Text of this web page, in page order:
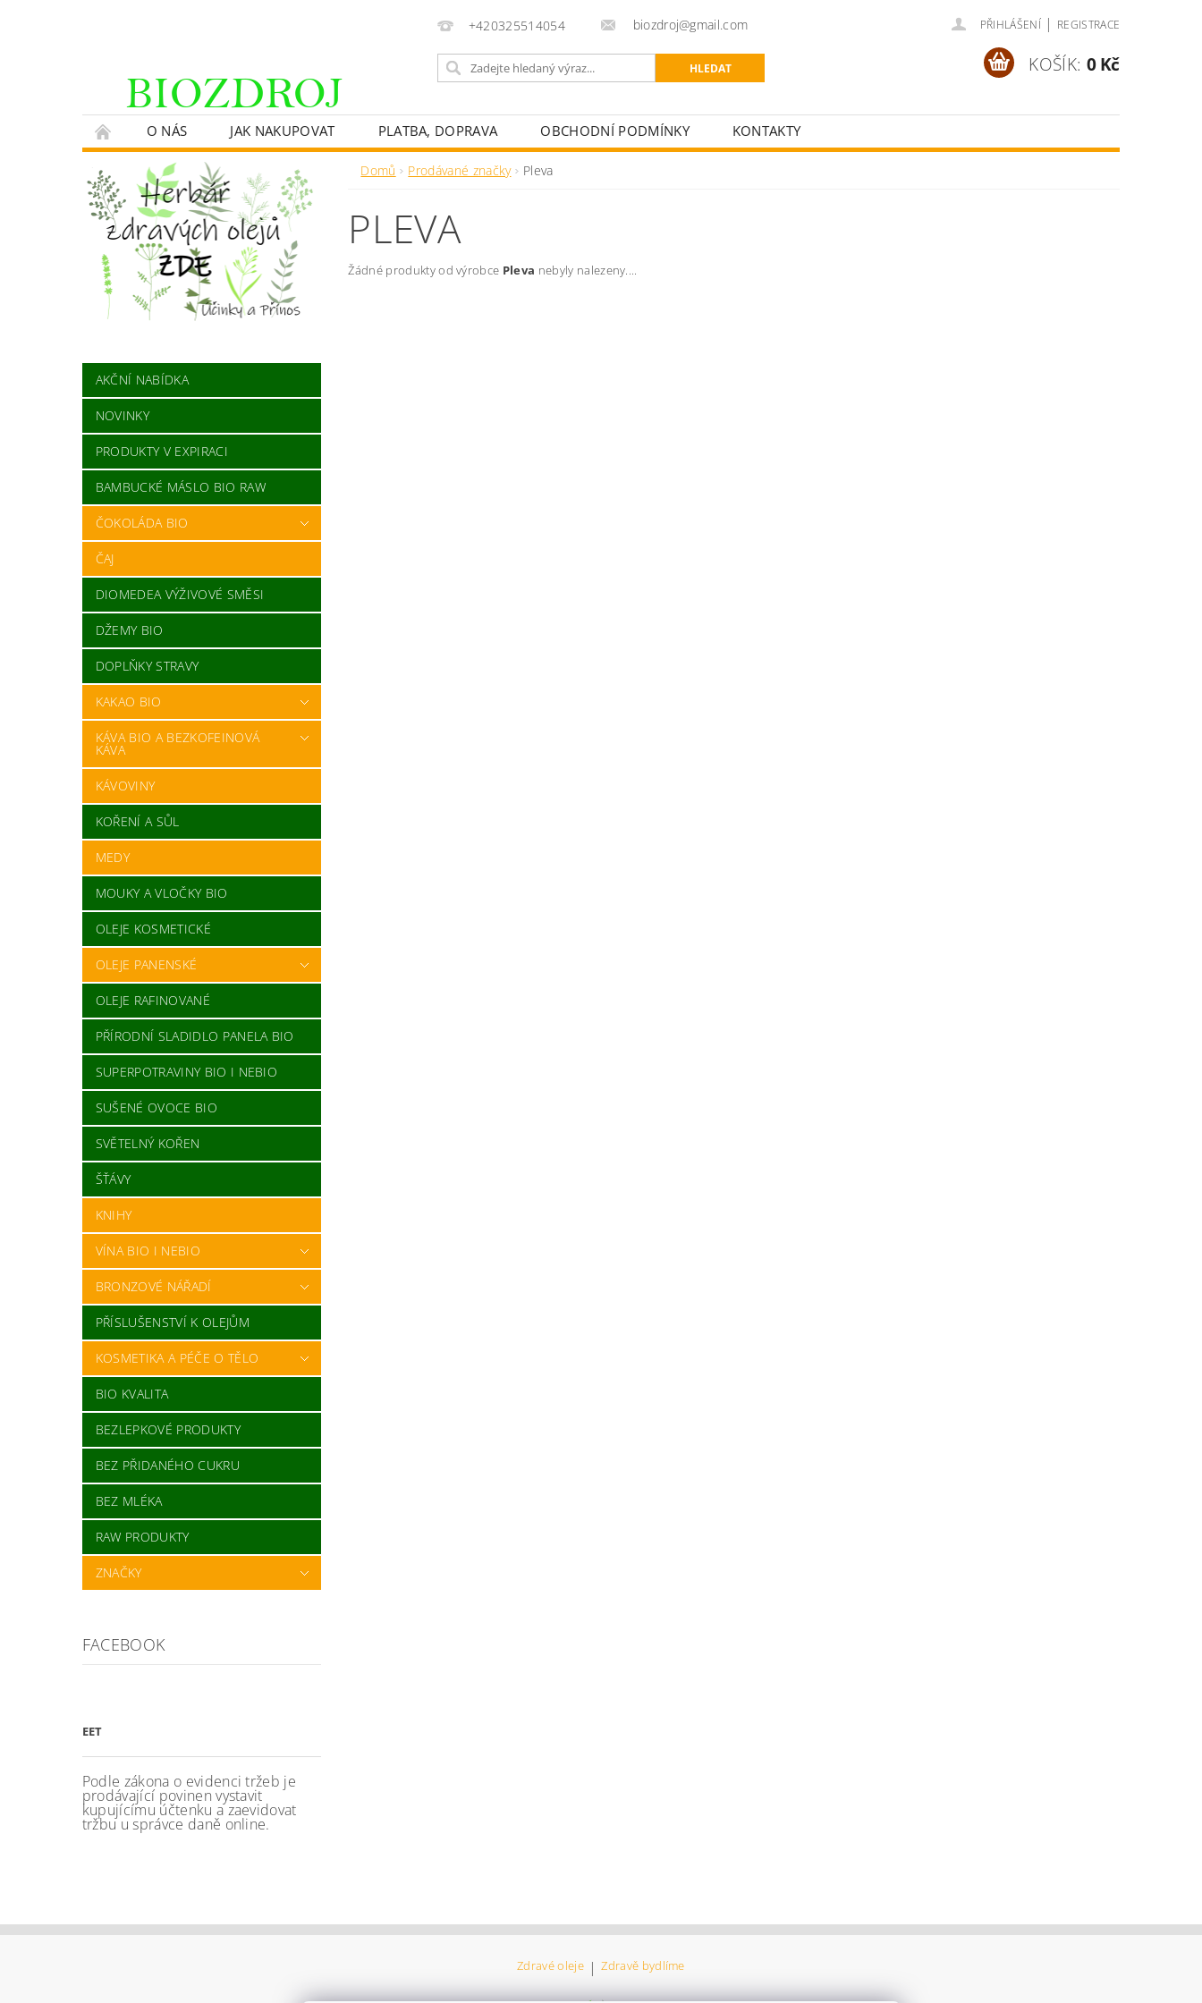
+420325514054 biozdroj@gmail.com PŘIHLÁŠENÍ | REGISTRACE
KOŠÍK: 0 Kč
O NÁS JAK NAKUPOVAT PLATBA, DOPRAVA OBCHODNÍ PODMÍNKY KONTAKTY
AKČNÍ NABÍDKA
NOVINKY
PRODUKTY V EXPIRACI
BAMBUCKÉ MÁSLO BIO RAW
ČOKOLÁDA BIO
ČAJ
DIOMEDEA VÝŽIVOVÉ SMĚSI
DŽEMY BIO
DOPLŇKY STRAVY
KAKAO BIO
KÁVA BIO A BEZKOFEINOVÁ
KÁVA
KÁVOVINY
KOŘENÍ A SŮL
MEDY
MOUKY A VLOČKY BIO
OLEJE KOSMETICKÉ
OLEJE PANENSKÉ
OLEJE RAFINOVANÉ
PŘÍRODNÍ SLADIDLO PANELA BIO
SUPERPOTRAVINY BIO I NEBIO
SUŠENÉ OVOCE BIO
SVĚTELNÝ KOŘEN
ŠŤÁVY
KNIHY
VÍNA BIO I NEBIO
BRONZOVÉ NÁŘADÍ
PŘÍSLUŠENSTVÍ K OLEJŮM
KOSMETIKA A PÉČE O TĚLO
BIO KVALITA
BEZLEPKOVÉ PRODUKTY
BEZ PŘIDANÉHO CUKRU
BEZ MLÉKA
RAW PRODUKTY
ZNAČKY
FACEBOOK
EET
Podle zákona o evidenci tržeb je
prodávající povinen vystavit
kupujícímu účtenku a zaevidovat
tržbu u správce daně online.
Domů Prodávané značky Pleva
PLEVA
Žádné produkty od výrobce Pleva nebyly nalezeny....
Zdravé oleje | Zdravě bydlíme